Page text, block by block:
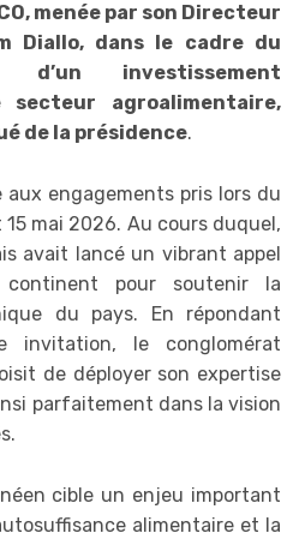
menée par son Directeur
Diallo, dans le cadre du
d’un investissement
secteur agroalimentaire,
de la présidence.
engagements pris lors du
15 mai 2026. Au cours duquel,
avait lancé un vibrant appel
pour soutenir la
du pays. En répondant
invitation, le conglomérat
de déployer son expertise
parfaitement dans la vision
cible un enjeu important
alimentaire et la